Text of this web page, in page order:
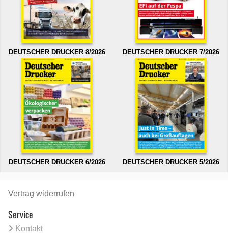
DEUTSCHER DRUCKER 8/2026 DEUTSCHER DRUCKER 7/2026
DEUTSCHER DRUCKER 6/2026 DEUTSCHER DRUCKER 5/2026
Vertrag widerrufen
Service
Kontakt